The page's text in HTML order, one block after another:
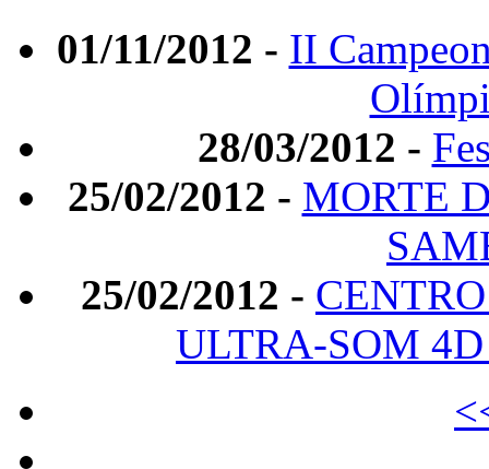
01/11/2012 - II
28/03/2012 -
25/02/2012 - MORTE
25/02/2012 -
ULTRA-SOM